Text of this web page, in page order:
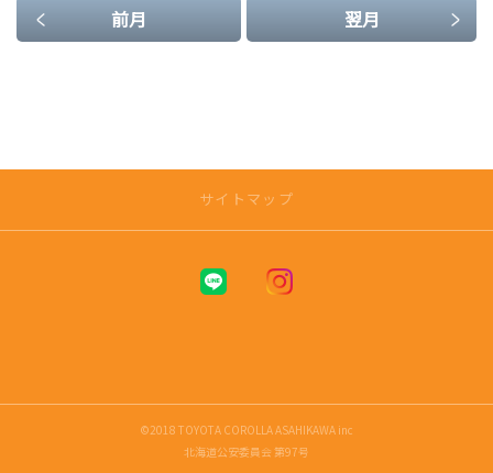
前月 翌月
サイトマップ
おすすめメンテナンス・商品情報 |
オリジナルアクセサリー |©2018 TOYOTA COROLLA ASAHIKAWA inc
北海道公安委員会 第97号